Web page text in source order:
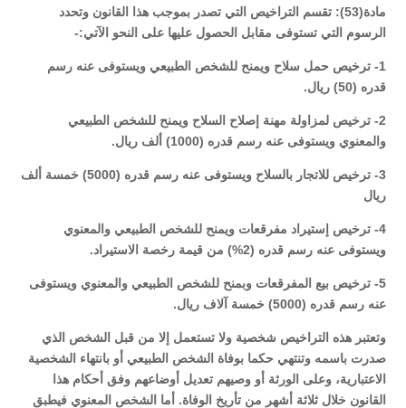
مادة(53): تقسم التراخيص التي تصدر بموجب هذا القانون وتحدد
الرسوم التي تستوفى مقابل الحصول عليها على النحو الآتي:-
1- ترخيص حمل سلاح ويمنح للشخص الطبيعي ويستوفى عنه رسم
قدره (50) ريال.
2- ترخيص لمزاولة مهنة إصلاح السلاح ويمنح للشخص الطبيعي
والمعنوي ويستوفى عنه رسم قدره (1000) ألف ريال.
3- ترخيص للاتجار بالسلاح ويستوفى عنه رسم قدره (5000) خمسة ألف
ريال
4- ترخيص إستيراد مفرقعات ويمنح للشخص الطبيعي والمعنوي
ويستوفى عنه رسم قدره (2%) من قيمة رخصة الاستيراد.
5- ترخيص بيع المفرقعات وبمنح للشخص الطبيعي والمعنوي ويستوفى
عنه رسم قدره (5000) خمسة آلاف ريال.
وتعتبر هذه التراخيص شخصية ولا تستعمل إلا من قبل الشخص الذي
صدرت باسمه وتنتهي حكما بوفاة الشخص الطبيعي أو بانتهاء الشخصية
الاعتبارية، وعلى الورثة أو وصيهم تعديل أوضاعهم وفق أحكام هذا
القانون خلال ثلاثة أشهر من تأريخ الوفاة. أما الشخص المعنوي فيطبق